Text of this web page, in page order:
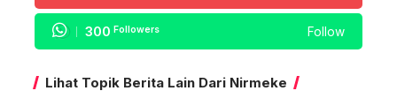
300 Followers Follow
Lihat Topik Berita Lain Dari Nirmeke